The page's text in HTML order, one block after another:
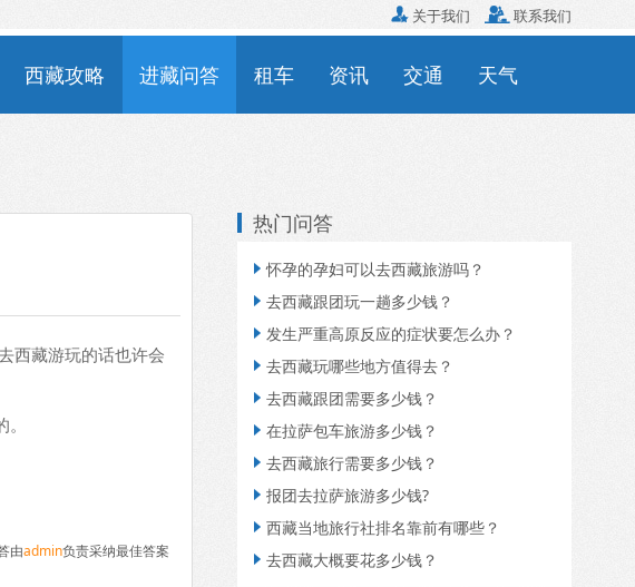
 关于我们  联系我们
西藏攻略 进藏问答 租车 资讯 交通 天气
西藏游玩的话也许会
由admin负责采纳最佳答案
热门问答
怀孕的孕妇可以去西藏旅游吗？
 去西藏跟团玩一趟多少钱？
 发生严重高原反应的症状要怎么办？
 去西藏玩哪些地方值得去？
 去西藏跟团需要多少钱？
 在拉萨包车旅游多少钱？
 去西藏旅行需要多少钱？
 报团去拉萨旅游多少钱?
 西藏当地旅行社排名靠前有哪些？
 去西藏大概要花多少钱？